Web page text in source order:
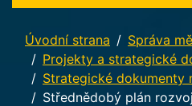
Úvodní strana
Správa
Projekty a strategické
Strategické dokumenty
Střednědobý plán